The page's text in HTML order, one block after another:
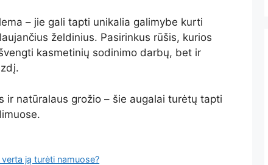
– jie gali tapti unikalia galimybe kurti
želdinius. Pasirinkus rūšis, kurios
kasmetinių sodinimo darbų, bet ir
ir natūralaus grožio – šie augalai turėtų tapti
ją turėti namuose?